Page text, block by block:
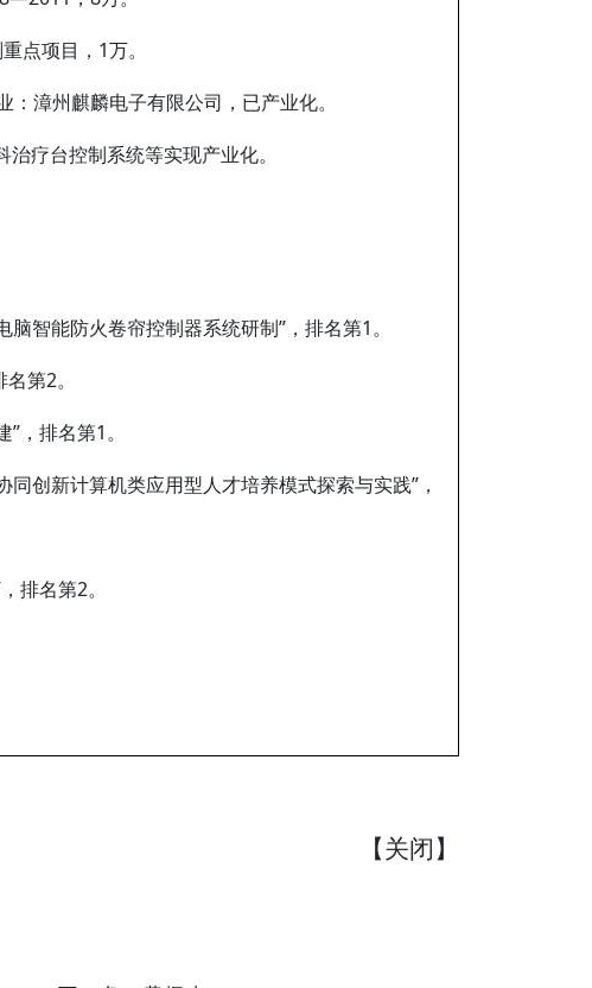
点项目，1万。
漳州麒麟电子有限公司，已产业化。
疗台控制系统等实现产业化。
智能防火卷帘控制器系统研制”，排名第1。
第2。
，排名第1。
创新计算机类应用型人才培养模式探索与实践”，
排名第2。
【关闭】